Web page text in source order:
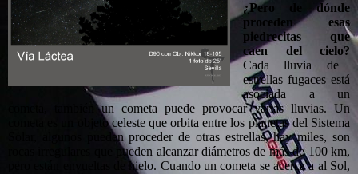
¿Pero de dónde
proceden esas
piedrecitas que
caen del cielo?
Cada lluvia de
estrellas fugaces está
asociada a un
cometa, también un cometa puede provocar varias lluvias. Un
cometa es un objeto celeste que orbita entre los planetas del Sistema
Solar, algunos pueden proceder de otras estrellas, hay miles, son
rocas irregulares que pueden alcanzar diámetros de más de 100 km,
pero están envueltas de hielo. Cuando un cometa se acerca a al Sol,